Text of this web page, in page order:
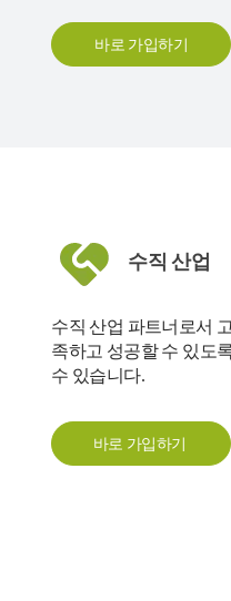
바로 가입하기
수직 산업
수직 산업 파트너로서
족하고 성공할 수 있도
수 있습니다.
바로 가입하기